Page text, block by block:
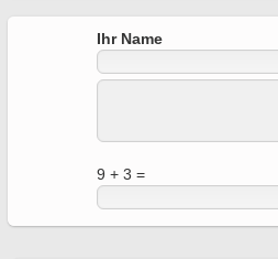
Ihr Name
9 + 3 =